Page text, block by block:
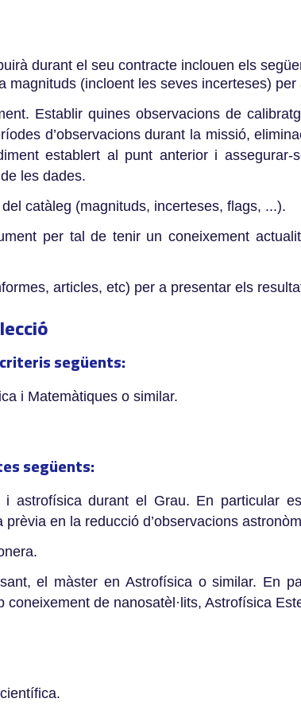
durant el seu contracte inclouen els
magnituds (incloent les seves incerteses)
Establir quines observacions de
d’observacions durant la missió,
establert al punt anterior i
les dades.
catàleg (magnituds, incerteses, flags, ...).
per tal de tenir un coneixement
articles, etc) per a presentar els
següents:
i Matemàtiques o similar.
següents:
i astrofísica durant el Grau. En particular
en la reducció d’observacions
el màster en Astrofísica o similar. En
coneixement de nanosatèl·lits, Astrofísica